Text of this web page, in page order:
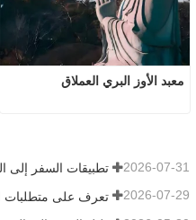
معبد الأوز البري العملاق
2026-07-31
2026-07-29